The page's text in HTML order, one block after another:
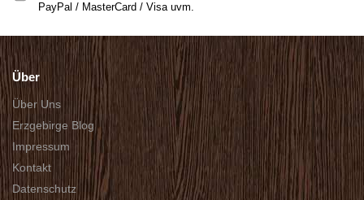
PayPal / MasterCard / Visa uvm.
Über
Über Uns
Erzgebirge Blog
Impressum
Kontakt
Datenschutz